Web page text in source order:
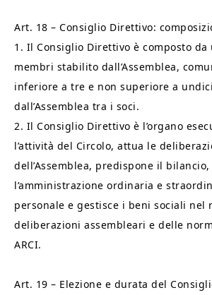
Art. 18 – Consiglio Direttivo:
1. Il Consiglio Direttivo è composto
membri stabilito dall’Assemblea,
inferiore a tre e non superiore a
dall’Assemblea tra i soci.
2. Il Consiglio Direttivo è l’organo
l’attività del Circolo, attua le
dell’Assemblea, predispone il
l’amministrazione ordinaria e
personale e gestisce i beni sociali nel
deliberazioni assembleari e delle
ARCI.
Art. 19 – Elezione e durata del